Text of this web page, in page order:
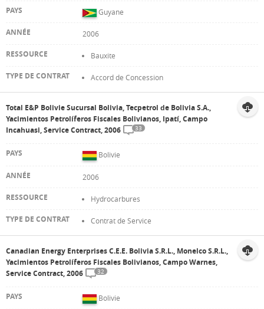
Guyane
2006
Bauxite
Accord de Concession
Total E&P Bolivie Sucursal Bolivia, Tecpetrol de Bolivia S.A.,
Yacimientos Petrolíferos Fiscales Bolivianos, Ipatí, Campo
Incahuasi, Service Contract, 2006
33
Bolivie
2006
Hydrocarbures
Contrat de Service
Canadian Energy Enterprises C.E.E. Bolivia S.R.L., Monelco S.R.L.,
Yacimientos Petrolíferos Fiscales Bolivianos, Campo Warnes,
Service Contract, 2006
32
Bolivie